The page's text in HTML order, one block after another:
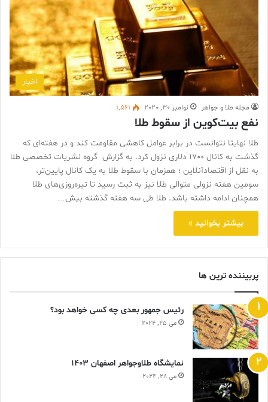
اخبار
مجله طلا و جواهر نوامبر 30, 2020 1,561
نفع بیت‌کوین از سقوط طلا
طلا نهایتا نتوانست در برابر عوامل کاهشی مقاومت کند و در هفته‌ای که
گذشت به کانال ۱۷۰۰ دلاری نزول کرد. به گزارش گروه نشریات تخصصی طلا
به نقل از اقتصادآنلاین ؛ همزمان با سقوط طلا به یک کانال پایین‌تر،
سومین هفته نزولی متوالی طلا نیز به ثبت رسید تا تیره‌روزی‌های طلا
همچنان ادامه داشته باشد. طلا طی سه هفته گذشته بیش…
بیشتر بخوانید »
پربیننده ترین ها
رئیس جمهور بعدی چه کسی خواهد بود؟
می 25, 2024
نمایشگاه طلاوجواهر اصفهان 1403
می 28, 2024